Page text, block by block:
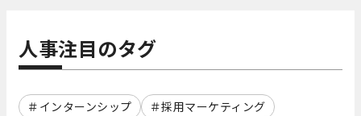
人事注目のタグ
インターンシップ
採用マーケティング